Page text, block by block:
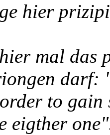
hier
mal das
darf:
to
eigther